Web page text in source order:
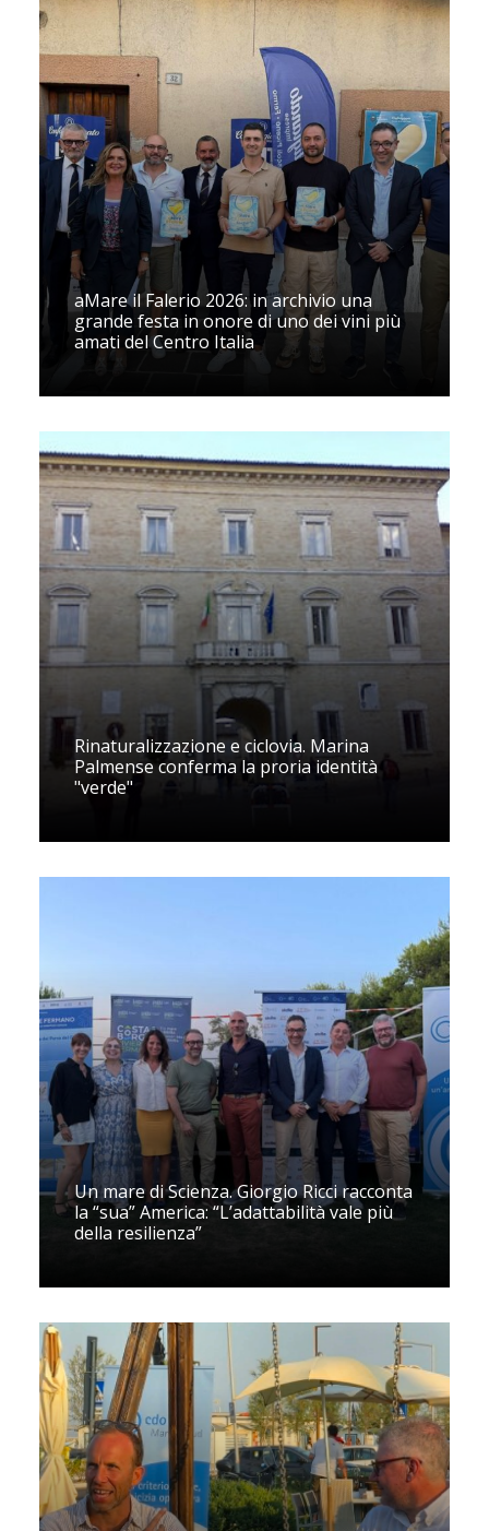
aMare il Falerio 2026: in archivio una
grande festa in onore di uno dei vini più
amati del Centro Italia
Rinaturalizzazione e ciclovia. Marina
Palmense conferma la proria identità
"verde"
Un mare di Scienza. Giorgio Ricci racconta
la “sua” America: “L’adattabilità vale più
della resilienza”